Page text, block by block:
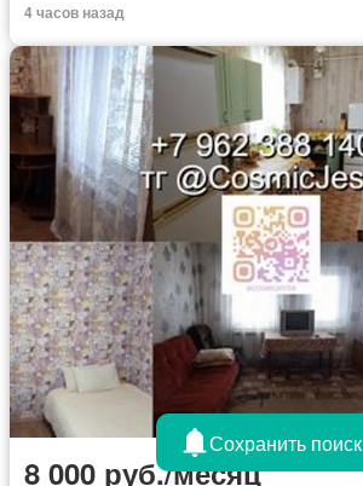
4 часов назад
8 000 руб./месяц
Сохранить поиск